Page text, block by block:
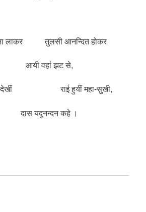
लाकर तुलसी आनन्दित होकर
वहां झट से,
देखीं राई हुयीं महा-सुखी,
यदुनन्दन कहे ।